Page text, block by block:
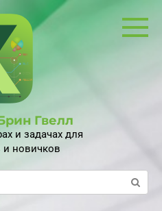
Гвелл
и задачах для
и новичков